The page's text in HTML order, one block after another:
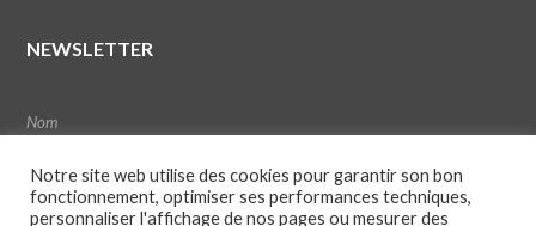
NEWSLETTER
Notre site web utilise des cookies pour garantir son bon
fonctionnement, optimiser ses performances techniques,
personnaliser l'affichage de nos pages ou mesurer des